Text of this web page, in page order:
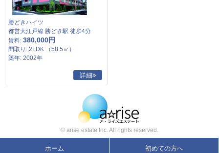
勝どきハイツ
都営大江戸線 勝どき駅 徒歩4分
賃料: 380,000円
間取り: 2LDK （58.5㎡）
築年: 2002年
詳細
© arise estate Inc. All rights reserved.
ホーム 初めての方へ